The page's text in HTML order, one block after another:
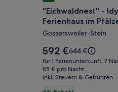
"Eichwaldnest"
-
Idyllisches
Ferienhaus
im
Pfälzerwald
"Eichwaldnest" -
Ferienhaus im
Gossersweiler-Stein
Der
Preis
beträgt
592 €.
592 €Der
alte
Preis
war
644 €
für 1 Ferienunterkunft, 7
85 € pro Nacht
inkl. Steuern & Gebühren